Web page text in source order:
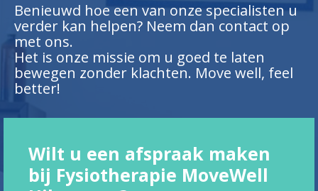
Benieuwd hoe een van onze specialisten u
verder kan helpen? Neem dan contact op
met ons.
Het is onze missie om u goed te laten
bewegen zonder klachten. Move well, feel
better!
Wilt u een afspraak maken
bij Fysiotherapie MoveWell